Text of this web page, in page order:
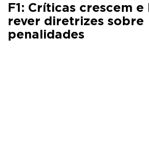
F1: Críticas crescem e
rever diretrizes sobre
penalidades